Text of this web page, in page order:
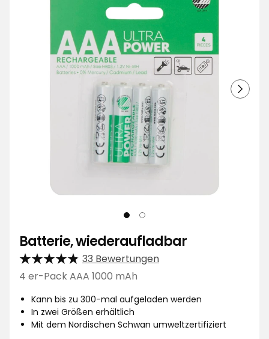
Batterie, wiederaufladbar
33 Bewertungen
4 er-Pack AAA 1000 mAh
Kann bis zu 300-mal aufgeladen werden
In zwei Größen erhältlich
Mit dem Nordischen Schwan umweltzertifiziert